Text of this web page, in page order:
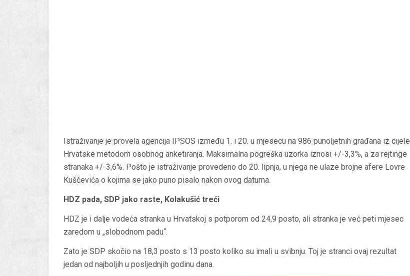
Istraživanje je provela agencija IPSOS između 1. i 20. u mjesecu na 986 punoljetnih građana iz cijele
Hrvatske metodom osobnog anketiranja. Maksimalna pogreška uzorka iznosi +/-3,3%, a za rejtinge
stranaka +/-3,6%. Pošto je istraživanje provedeno do 20. lipnja, u njega ne ulaze brojne afere Lovre
Kuščevića o kojima se jako puno pisalo nakon ovog datuma.
HDZ pada, SDP jako raste, Kolakušić treći
HDZ je i dalje vodeća stranka u Hrvatskoj s potporom od 24,9 posto, ali stranka je već peti mjesec
zaredom u „slobodnom padu“.
Zato je SDP skočio na 18,3 posto s 13 posto koliko su imali u svibnju. Toj je stranci ovaj rezultat
jedan od najboljih u posljednjih godinu dana.